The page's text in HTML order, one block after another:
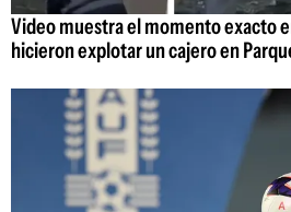
Video muestra el momento exacto
hicieron explotar un cajero en